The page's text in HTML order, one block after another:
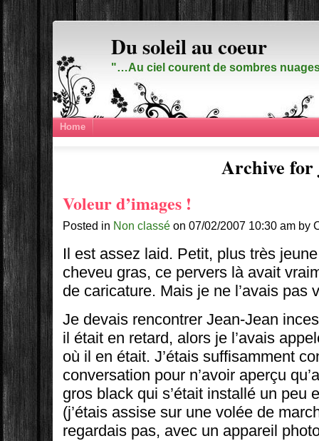
Du soleil au coeur
"…Au ciel courent de sombres
Home
Archive for
Voleur d’images !
Posted in Non classé on 07/02/2007 10:30 am by
Il est assez laid. Petit, plus très
cheveu gras, ce pervers là avait
de caricature. Mais je ne l’avais pas
Je devais rencontrer Jean-Jean
il était en retard, alors je l’avais
où il en était. J’étais suffisamment
conversation pour n’avoir aperçu
gros black qui s’était installé un peu
(j’étais assise sur une volée de
regardais pas, avec un appareil